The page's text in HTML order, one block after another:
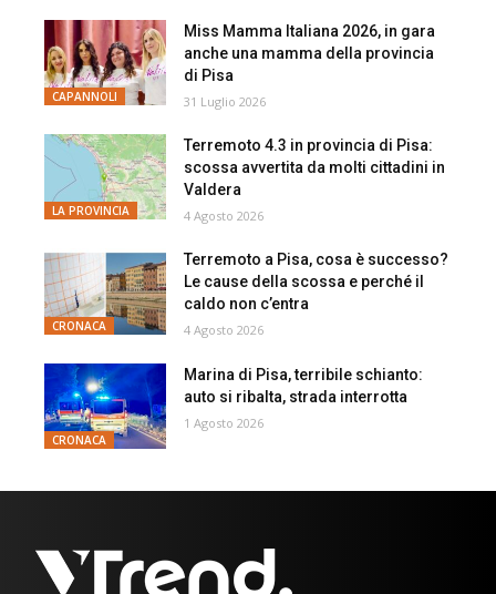
CAPANNOLI
Miss Mamma Italiana 2026, in gara
anche una mamma della provincia
di Pisa
31 Luglio 2026
LA PROVINCIA
Terremoto 4.3 in provincia di Pisa:
scossa avvertita da molti cittadini in
Valdera
4 Agosto 2026
CRONACA
Terremoto a Pisa, cosa è successo?
Le cause della scossa e perché il
caldo non c’entra
4 Agosto 2026
CRONACA
Marina di Pisa, terribile schianto:
auto si ribalta, strada interrotta
1 Agosto 2026